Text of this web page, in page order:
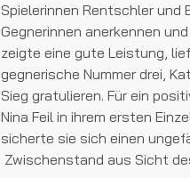
Spielerinnen Rentschler und
Gegnerinnen anerkennen
zeigte eine gute Leistung,
gegnerische Nummer drei,
Sieg gratulieren. Für ein
Nina Feil in ihrem ersten
sicherte sie sich einen
Zwischenstand aus Sicht